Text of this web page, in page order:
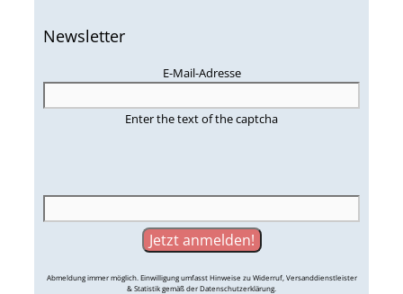
Newsletter
E-Mail-Adresse
Enter the text of the captcha
Abmeldung immer möglich. Einwilligung umfasst Hinweise zu Widerruf, Versanddienstleister
& Statistik gemäß der Datenschutzerklärung.